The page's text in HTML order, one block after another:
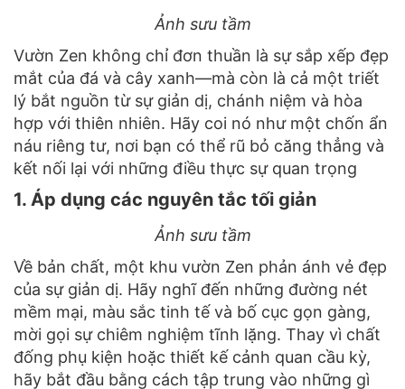
Ảnh sưu tầm
Vườn Zen không chỉ đơn thuần là sự sắp xếp đẹp
mắt của đá và cây xanh—mà còn là cả một triết
lý bắt nguồn từ sự giản dị, chánh niệm và hòa
hợp với thiên nhiên. Hãy coi nó như một chốn ẩn
náu riêng tư, nơi bạn có thể rũ bỏ căng thẳng và
kết nối lại với những điều thực sự quan trọng
1. Áp dụng các nguyên tắc tối giản
Ảnh sưu tầm
Về bản chất, một khu vườn Zen phản ánh vẻ đẹp
của sự giản dị. Hãy nghĩ đến những đường nét
mềm mại, màu sắc tinh tế và bố cục gọn gàng,
mời gọi sự chiêm nghiệm tĩnh lặng. Thay vì chất
đống phụ kiện hoặc thiết kế cảnh quan cầu kỳ,
hãy bắt đầu bằng cách tập trung vào những gì